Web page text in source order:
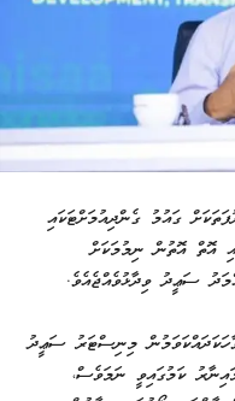
ގައުމު ގެންދިއުމަށްޓަކައި
އޮތް އޮތުން ނިމުމަކަށް
ސަޢީދު ވިދާޅުވެއްޖެއެވެ.
މިނިސްޓަރު ސަޢީދު
ކަމުގައިވީ ނަމަވެސް،